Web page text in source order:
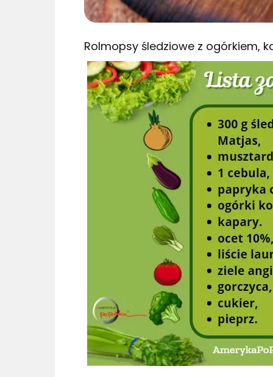
Rolmopsy śledziowe z ogórkiem,